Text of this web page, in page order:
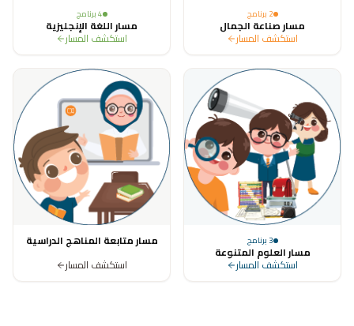
2 برنامج
مسار صناعة الجمال
استكشف المسار
4برنامج
مسار اللغة الإنجليزية
استكشف المسار
3برنامج
مسار العلوم المتنوعة
استكشف المسار
مسار متابعة المناهج الدراسية
استكشف المسار